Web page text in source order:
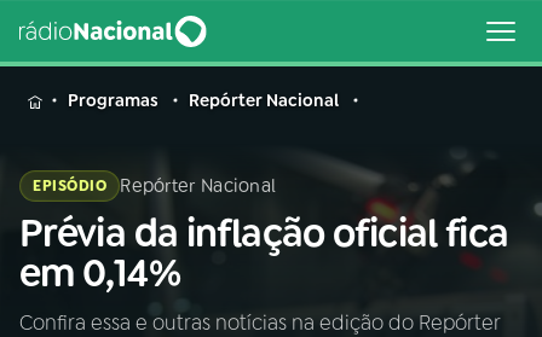
MENU
Buscar
na
Rádio
Nacional
Programas Repórter Nacional
EPISÓDIO Repórter Nacional
Prévia da inflação oficial fica
em 0,14%
Confira essa e outras notícias na edição do Repórter